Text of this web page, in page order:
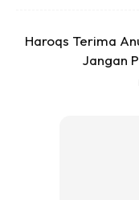
Haroqs Terima
Jangan